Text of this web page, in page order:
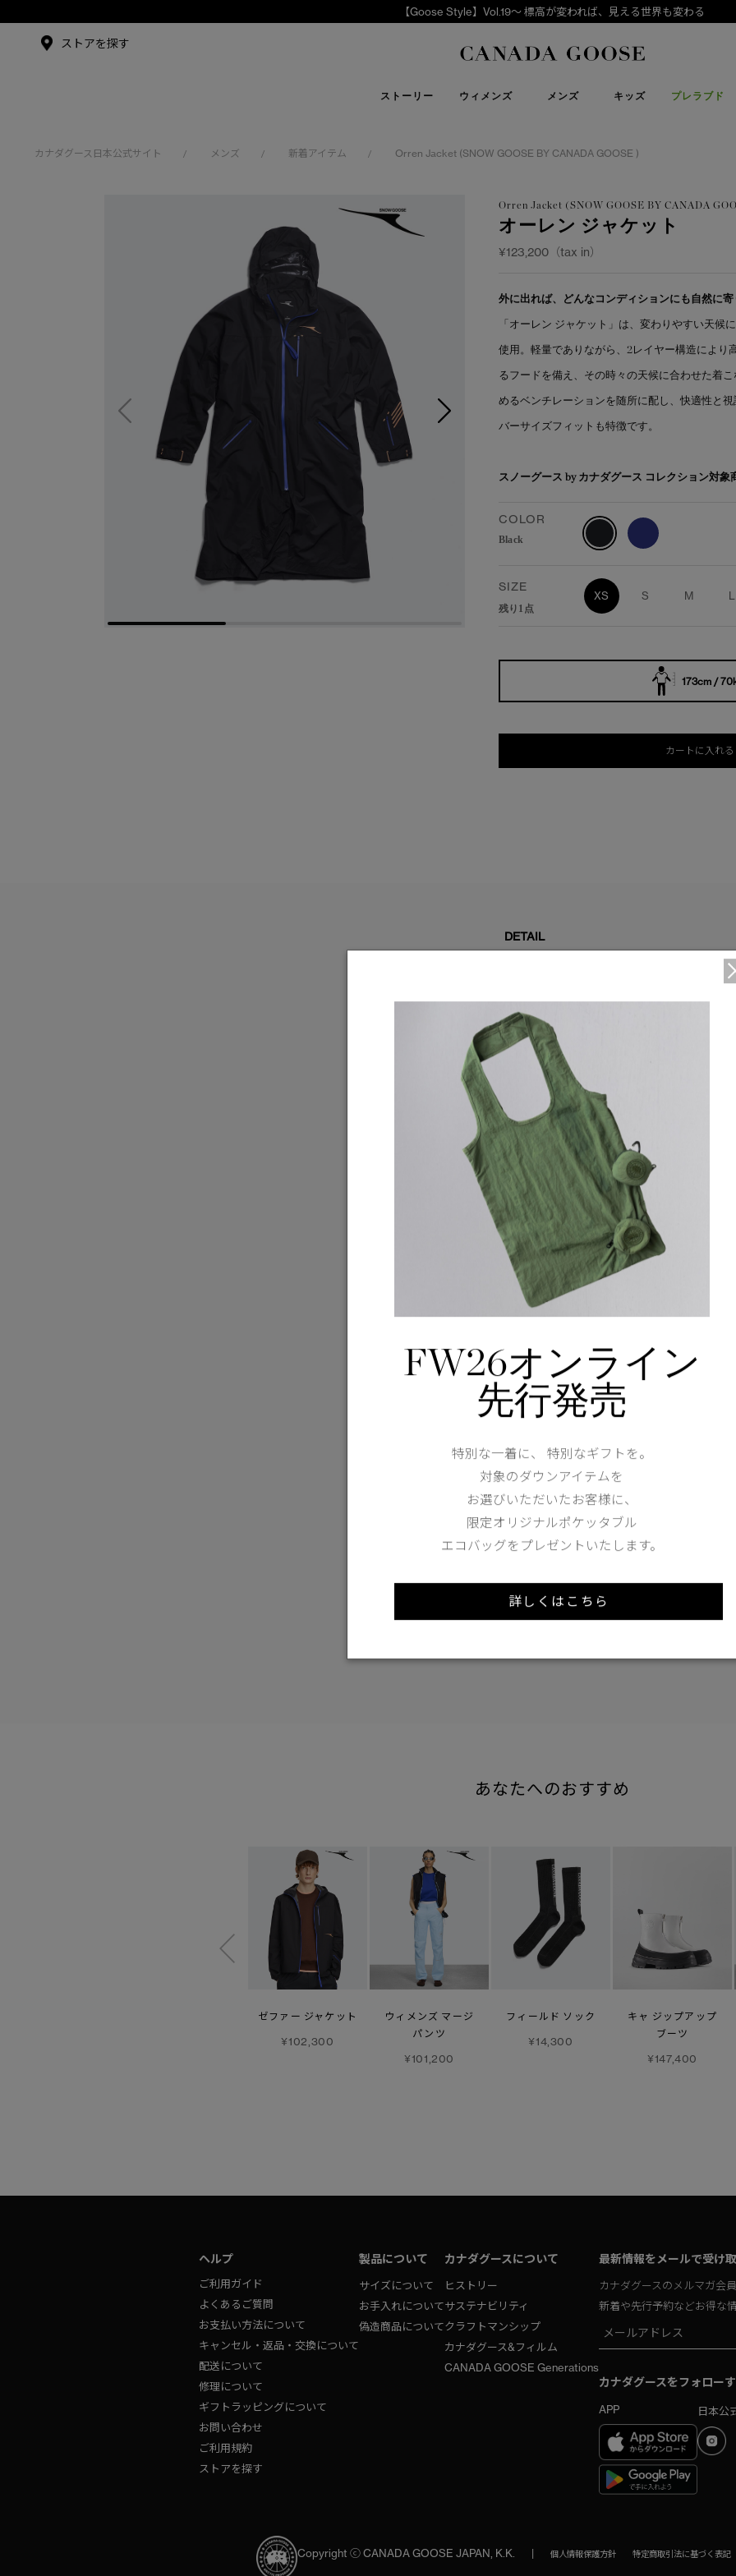
【Goose Style】Vol.19～ 標高が変われば、見える世界も変わる
Canada Goose
ストーリー
アンバサダー
ウィメンズ メンズ キッズ プレラブド
下取り申請
ストアを探す
カナダグース日本公式サイト / メンズ / 新着アイテム / Orren Jacket (SNOW GOOSE BY CANADA GOOSE )
Orren Jacket (SNOW GOOSE BY CANADA
オーレン ジャケット
¥123,200（tax in）
外に出れば、どんなコンディションにも自然に
「オーレン ジャケット」は、変わりやすい天候
使用。軽量でありながら、2レイヤー構造によ
るフードを備え、その時々の天候に合わせた着
めるベンチレーションを随所に配し、快適性と
バーサイズフィットも特徴です。
スノーグース by カナダグース コレクション対
COLOR
Black
SIZE
残り1点
XS S M L
173cm /
カートに入れる
DETAIL
襟のジッパーに収納できるフード（背面ドローコード付
2WAYジッパー
視認性を高めるヒートセット加工のリフレクティブディ
背面ストームフラップ下のベンチレーションが通気性を
調整可能な袖口
耐水仕様ジッパー付きの胸ポケット1つ、ハンドポケッ
内側に耐水仕様ジッパー付きチェストポケット1つ
仕様が変更する場合がございます。
あなたへのおすすめ
ゼファー ジャケット
¥102,300
ウィメンズ マージ
パンツ
¥101,200
フィールド ソック
¥14,300
キャ ジップアップ
ブーツ
¥147,400
ヘルプ
ご利用ガイド
よくあるご質問
お支払い方法について
キャンセル・返品・交換について
配送について
修理について
ギフトラッピングについて
お問い合わせ
ご利用規約
ストアを探す
製品について
サイズについて
お手入れについて
偽造商品について
カナダグースについて
ヒストリー
サステナビリティ
クラフトマンシップ
カナダグース&フィルム
CANADA GOOSE Generations
最新情報をメールで受け
カナダグースのメルマガ会
新着や先行予約などお得な
カナダグースをフォロー
APP 日本公
Copyright ⓒ CANADA GOOSE JAPAN, K.K. | 個人情報保護方針 特定商取引法に基づく表記
FW26オンライン
先行発売
特別な一着に、 特別なギフトを。
対象のダウンアイテムを
お選びいただいたお客様に、
限定オリジナルポケッタブル
エコバッグをプレゼントいたします。
詳しくはこちら